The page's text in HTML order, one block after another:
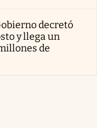
decretó
y llega un
de